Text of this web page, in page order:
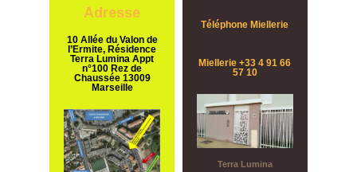
Adresse
10 Allée du Valon de
l’Ermite, Résidence
Terra Lumina Appt
n°100 Rez de
Chaussée 13009
Marseille
Téléphone Miellerie
Miellerie +33 4 91 66
57 10
Terra Lumina